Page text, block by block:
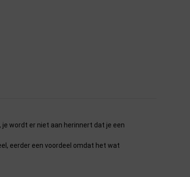
wordt er niet aan herinnert dat je een
eerder een voordeel omdat het wat